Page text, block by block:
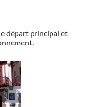
départ principal et